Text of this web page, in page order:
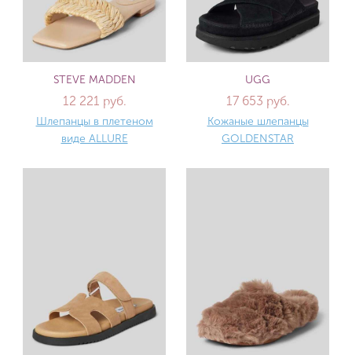
STEVE MADDEN
12 221 руб.
Шлепанцы в плетеном
виде ALLURE
UGG
17 653 руб.
Кожаные шлепанцы
GOLDENSTAR